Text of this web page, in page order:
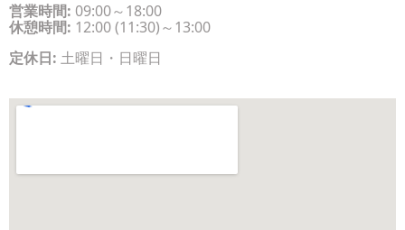
営業時間: 09:00～18:00
休憩時間: 12:00 (11:30)～13:00
定休日: 土曜日・日曜日